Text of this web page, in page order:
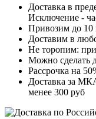
Доставка в
Исключение -
Привозим до
Доставим в
Не торопим:
Можно сделать
Рассрочка на
Доставка за
менее 300 руб